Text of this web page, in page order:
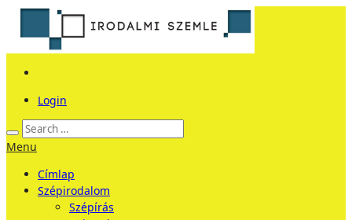
Login
Menu
Címlap
Szépirodalom
Szépírás